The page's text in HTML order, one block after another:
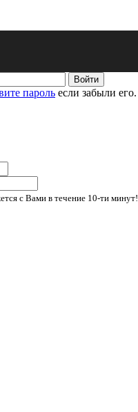
пароль если забыли его.
с Вами в течение 10-ти минут!